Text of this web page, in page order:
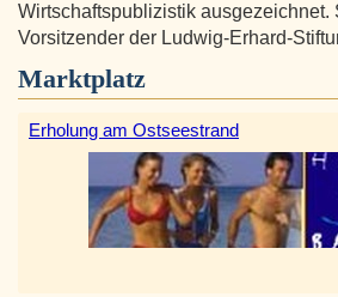
Wirtschaftspublizistik ausgezeichnet.
Vorsitzender der Ludwig-Erhard-
Marktplatz
Erholung am Ostseestrand